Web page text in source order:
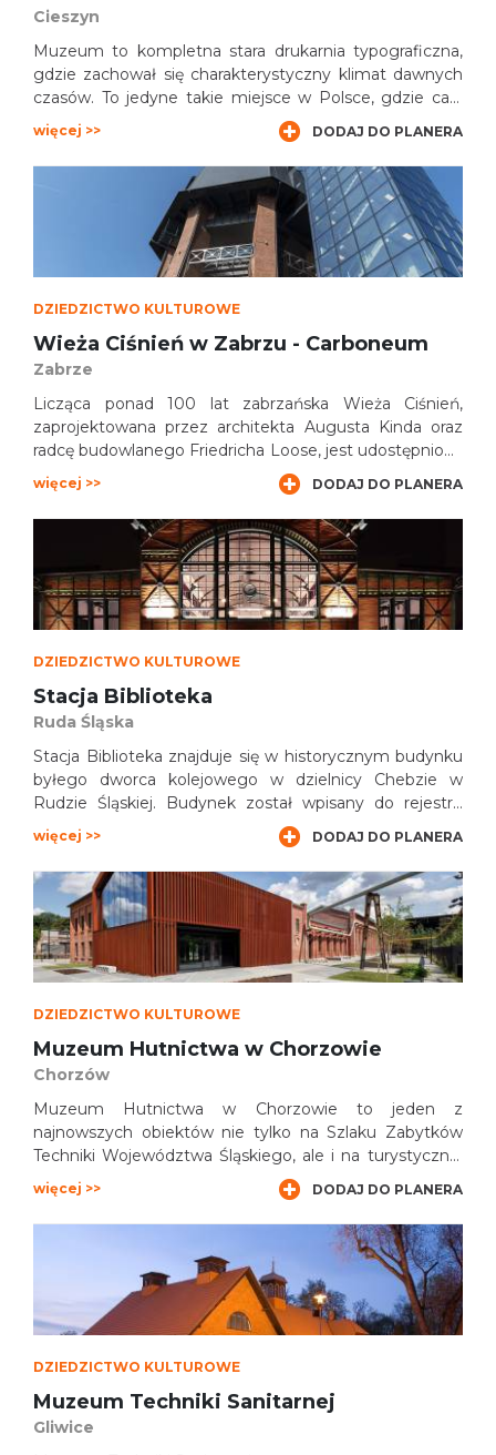
Cieszyn
Muzeum to kompletna stara drukarnia typograficzna,
gdzie zachował się charakterystyczny klimat dawnych
czasów. To jedyne takie miejsce w Polsce, gdzie cały
zgromadzony sprzęt jest w pełni sprawny. Można tu
zobaczyć nie tylko różne maszyny i urządzenia, ale też
poznać ich zastosowanie w dawnych drukarniach.
więcej >> DODAJ DO PLANERA
DZIEDZICTWO KULTUROWE
Wieża Ciśnień w Zabrzu - Carboneum
Zabrze
Licząca ponad 100 lat zabrzańska Wieża Ciśnień,
zaprojektowana przez architekta Augusta Kinda oraz
radcę budowlanego Friedricha Loose, jest udostępniona
dla turystów. W efekcie przeprowadzonych prac
rewitalizacyjnych wieża stała się obiektem służącym
działalności społecznej, edukacyjnej, naukowej i
więcej >> DODAJ DO PLANERA
DZIEDZICTWO KULTUROWE
Stacja Biblioteka
Ruda Śląska
Stacja Biblioteka znajduje się w historycznym budynku
byłego dworca kolejowego w dzielnicy Chebzie w
Rudzie Śląskiej. Budynek został wpisany do rejestru
zabytków województwa śląskiego pod nr A/485/216.
Kompleksowa rewitalizacja budynku dworca w Chebziu
zakończyła się w 2018 r. Prace adaptacyjne polegały
przede wszystkim na dostosowaniu wnętrz dworca do
potrzeb biblioteki.
więcej >> DODAJ DO PLANERA
DZIEDZICTWO KULTUROWE
Muzeum Hutnictwa w Chorzowie
Chorzów
Muzeum Hutnictwa w Chorzowie to jeden z
najnowszych obiektów nie tylko na Szlaku Zabytków
Techniki Województwa Śląskiego, ale i na turystycznej
mapie aglomeracji śląskiej. Swoją działalność
rozpoczęło w listopadzie 2021 roku. Jest to pierwsze w
Polsce muzeum prezentujące na przykładach Huty
historię hutnictwa żelaza i stali czasów rewolucji
przemysłowej. Dotychczas żaden obiekt nie
eksponował w takim zakresie historii jednej z
najważniejszych branż przemysłowych kształtujących
oblicze Górnego Śląska.
więcej >> DODAJ DO PLANERA
DZIEDZICTWO KULTUROWE
Muzeum Techniki Sanitarnej
Gliwice